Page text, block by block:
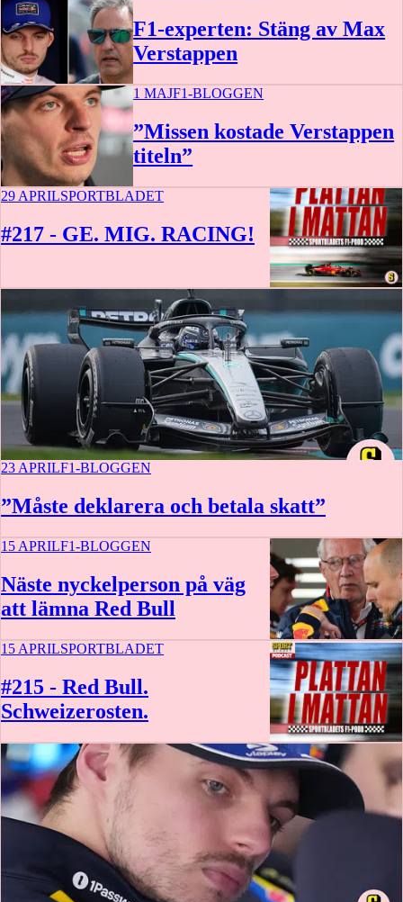
F1-experten: Stäng av Max
Verstappen
1 MAJF1-BLOGGEN
”Missen kostade Verstappen
titeln”
29 APRILSPORTBLADET
#217 - GE. MIG. RACING!
23 APRILF1-BLOGGEN
”Måste deklarera och betala skatt”
15 APRILF1-BLOGGEN
Näste nyckelperson på väg
att lämna Red Bull
15 APRILSPORTBLADET
#215 - Red Bull.
Schweizerosten.
44 min